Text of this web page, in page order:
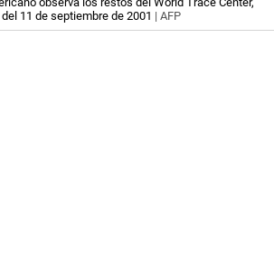
11 de septiembre de 2001 | AFP